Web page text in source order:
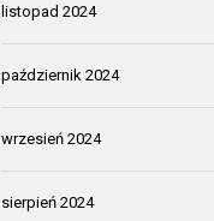
listopad 2024
październik 2024
wrzesień 2024
sierpień 2024